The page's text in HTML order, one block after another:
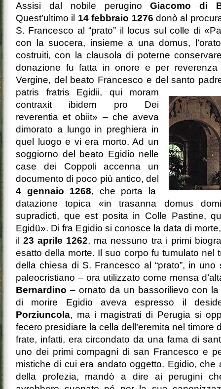
Assisi dal nobile peruginoGiacomo di
Quest’ultimo il 14 febbraio 1276donò al
S. Francesco al “prato” il locus sul colle di
con la suocera, insieme a una domus,
costruiti, con la clausola di poterne
donazione fu fatta in onore e per
Vergine, del beato Francesco e del santo
patris fratris Egidii, qui moram
contraxit ibi­dem pro Dei
reverentia et obiit» – che aveva
dimorato a lungo in preghiera in
quel luogo e vi era morto. Ad un
soggiorno del beato Egidio nelle
case dei Coppoli accenna un
documento di poco più antico, del
4 gennaio 1268, che porta la
datazione topica «in trasanna domus
supradicti, que est posita in Colle Pastine,
Egidü». Di fra Egidio si conosce la data di
il23 aprile 1262, ma nessuno tra i primi
esatto della morte. Il suo corpo fu tumulato nel
della chiesa di S. Francesco al “prato”, in uno
paleocristiano – ora utilizzato come mensa
Bernardino – ornato da un bassorilievo con la
di morire Egidio aveva espresso il
Porziuncola, ma i magistrati di Perugia si
fecero presidiare la cella dell’eremita nel timore
frate, infatti, era circondato da una fama di
uno dei primi compagni di san Francesco e
mistiche di cui era andato oggetto. Egidio, che
della profezia, mandò a dire ai perugini